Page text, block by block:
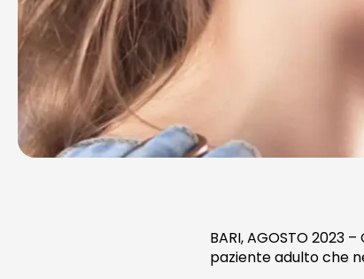
BARI, AGOSTO
paziente adulto che